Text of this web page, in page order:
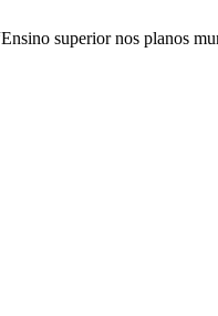
superior nos planos